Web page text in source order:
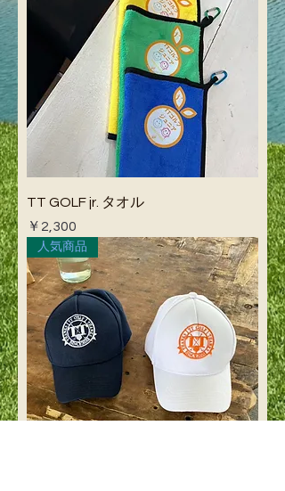
TT GOLF jr. タオル
価格
￥2,300
人気商品